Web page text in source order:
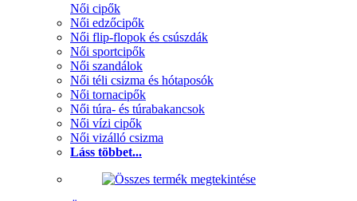
Női cipők
Női edzőcipők
Női flip-flopok és csúszdák
Női sportcipők
Női szandálok
Női téli csizma és hótaposók
Női tornacipők
Női túra- és túrabakancsok
Női vízi cipők
Női vizálló csizma
Láss többet...